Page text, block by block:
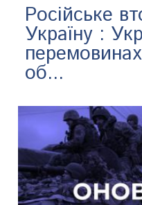
Російське
Україну :
об...